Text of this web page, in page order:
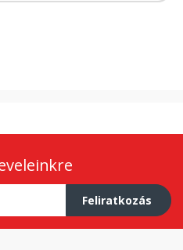
Feliratkozás